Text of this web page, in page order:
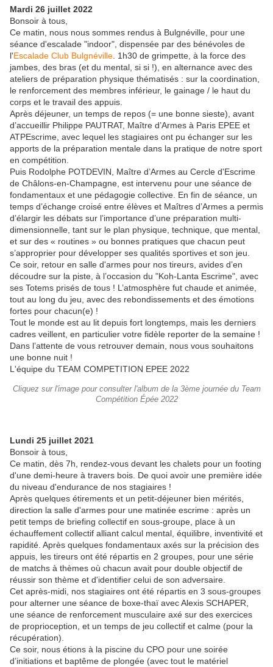
Mardi 26 juillet 2022
Bonsoir à tous,
Ce matin, nous nous sommes rendus à Bulgnéville, pour une
séance d'escalade "indoor", dispensée par des bénévoles de
l'Escalade Club Bulgnéville . 1h30 de grimpette, à la force des
jambes, des bras (et du mental, si si !), en alternance avec des
ateliers de préparation physique thématisés : sur la coordination,
le renforcement des membres inférieur, le gainage / le haut du
corps et le travail des appuis.
Après déjeuner, un temps de repos (= une bonne sieste), avant
d’accueillir Philippe PAUTRAT, Maître d’Armes à Paris EPEE et
ATPEscrime, avec lequel les stagiaires ont pu échanger sur les
apports de la préparation mentale dans la pratique de notre sport
en compétition.
Puis Rodolphe POTDEVIN, Maître d’Armes au Cercle d'Escrime
de Châlons-en-Champagne, est intervenu pour une séance de
fondamentaux et une pédagogie collective. En fin de séance, un
temps d’échange croisé entre élèves et Maîtres d’Armes a permis
d’élargir les débats sur l’importance d’une préparation multi-
dimensionnelle, tant sur le plan physique, technique, que mental,
et sur des « routines » ou bonnes pratiques que chacun peut
s’approprier pour développer ses qualités sportives et son jeu.
Ce soir, retour en salle d'armes pour nos tireurs, avides d’en
découdre sur la piste, à l’occasion du "Koh-Lanta Escrime", avec
ses Totems prisés de tous ! L’atmosphère fut chaude et animée,
tout au long du jeu, avec des rebondissements et des émotions
fortes pour chacun(e) !
Tout le monde est au lit depuis fort longtemps, mais les derniers
cadres veillent, en particulier votre fidèle reporter de la semaine !
Dans l’attente de vous retrouver demain, nous vous souhaitons
une bonne nuit !
L'équipe du TEAM COMPETITION EPEE 2022
Cliquez sur l'image pour consulter l'album de la 3ème journée du Team
Compétition Épée 2022
Lundi 25 juillet 2021
Bonsoir à tous,
Ce matin, dès 7h, rendez-vous devant les chalets pour un footing
d'une demi-heure à travers bois. De quoi avoir une première idée
du niveau d'endurance de nos stagiaires !
Après quelques étirements et un petit-déjeuner bien mérités,
direction la salle d'armes pour une matinée escrime : après un
petit temps de briefing collectif en sous-groupe, place à un
échauffement collectif alliant calcul mental, équilibre, inventivité et
rapidité. Après quelques fondamentaux axés sur la précision des
appuis, les tireurs ont été répartis en 2 groupes, pour une série
de matchs à thèmes où chacun avait pour double objectif de
réussir son thème et d'identifier celui de son adversaire.
Cet après-midi, nos stagiaires ont été répartis en 3 sous-groupes
pour alterner une séance de boxe-thaï avec Alexis SCHAPER,
une séance de renforcement musculaire axé sur des exercices
de proprioception, et un temps de jeu collectif et calme (pour la
récupération).
Ce soir, nous étions à la piscine du CPO pour une soirée
d’initiations et baptême de plongée (avec tout le matériel